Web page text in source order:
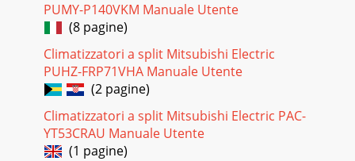
PUMY-P140VKM Manuale Utente
(8 pagine)
Climatizzatori a split Mitsubishi Electric
PUHZ-FRP71VHA Manuale Utente
(2 pagine)
Climatizzatori a split Mitsubishi Electric PAC-
YT53CRAU Manuale Utente
(1 pagine)